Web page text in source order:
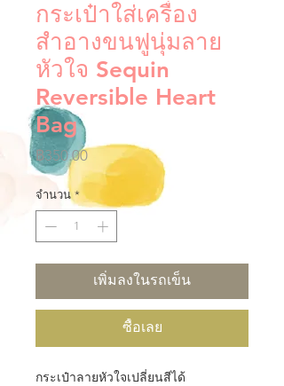
กระเป๋าใส่เครื่อง
สำอางขนฟูนุ่มลาย
หัวใจ Sequin
Reversible Heart
Bag
฿350.00ราคา
จำนวน *
เพิ่มลงในรถเข็น
ซื้อเลย
กระเป๋าลายหัวใจเปลี่ยนสีได้